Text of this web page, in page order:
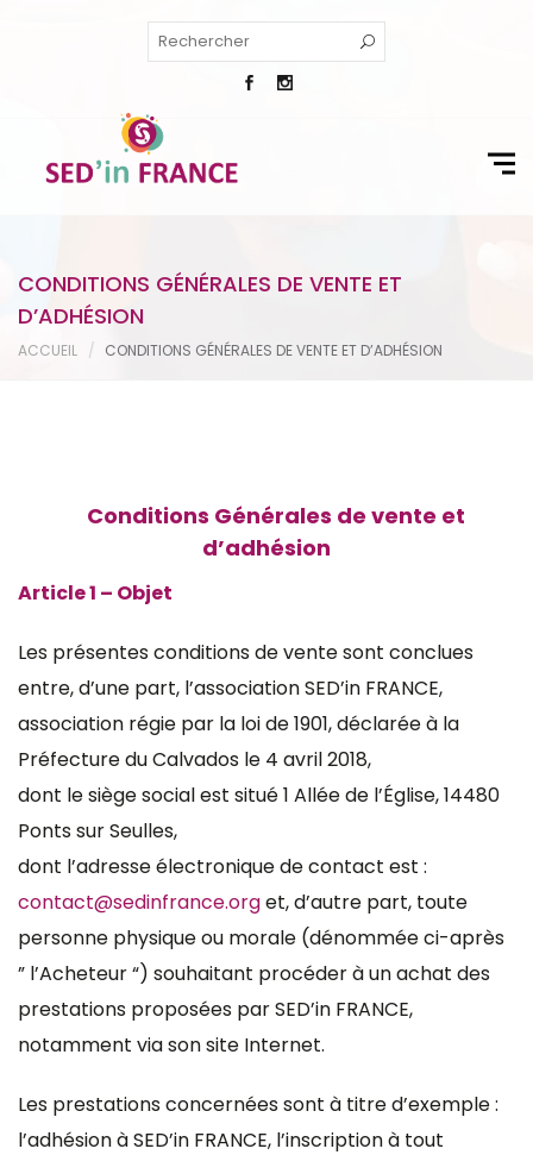
CONDITIONS GÉNÉRALES DE VENTE ET
D’ADHÉSION
ACCUEIL CONDITIONS GÉNÉRALES DE VENTE ET D’ADHÉSION
Conditions Générales de vente et
d’adhésion
Article 1 – Objet
Les présentes conditions de vente sont conclues
entre, d’une part, l’association SED’in FRANCE,
association régie par la loi de 1901, déclarée à la
Préfecture du Calvados le 4 avril 2018,
dont le siège social est situé 1 Allée de l’Église, 14480
Ponts sur Seulles,
dont l’adresse électronique de contact est :
contact@sedinfrance.orget, d’autre part, toute
personne physique ou morale (dénommée ci-après
” l’Acheteur “) souhaitant procéder à un achat des
prestations proposées par SED’in FRANCE,
notamment via son site Internet.
Les prestations concernées sont à titre d’exemple :
l’adhésion à SED’in FRANCE, l’inscription à tout